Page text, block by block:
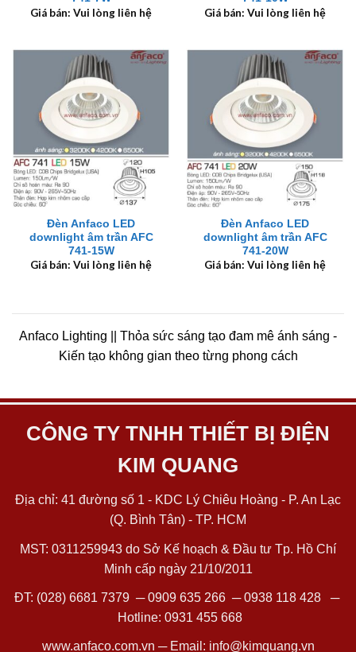
Giá bán: Vui lòng liên hệ Giá bán: Vui lòng liên hệ
Đèn Anfaco LED
downlight âm trần AFC
741-15W
Giá bán: Vui lòng liên hệ
Đèn Anfaco LED
downlight âm trần AFC
741-20W
Giá bán: Vui lòng liên hệ
Anfaco Lighting || Thỏa sức sáng tạo đam mê ánh sáng -
Kiến tạo không gian theo từng phong cách
CÔNG TY TNHH THIẾT BỊ ĐIỆN
KIM QUANG
Địa chỉ: 41 đường số 1 - KDC Lý Chiêu Hoàng - P. An Lạc
(Q. Bình Tân) - TP. HCM
MST: 0311259943 do Sở Kế hoạch & Đầu tư Tp. Hồ Chí
Minh cấp ngày 21/10/2011
ĐT: (028) 6681 7379 ─0909 635 266─0938 118 428─
Hotline: 0931 455 668
www.anfaco.com.vn ─ Email: info@kimquang.vn